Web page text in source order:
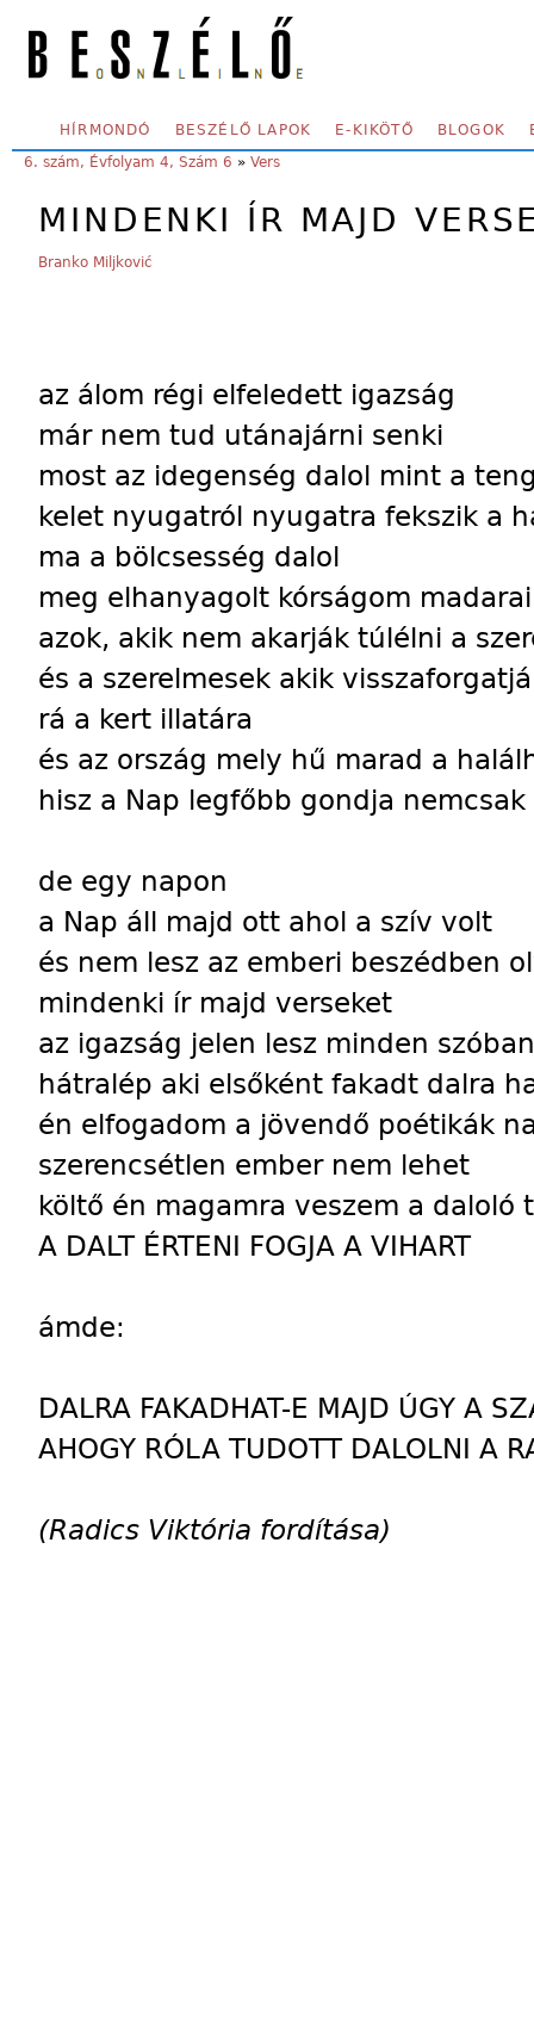
SECONDARY MENU
HÍRMONDÓ BESZÉLŐ LAPOK E-KIKÖTŐ BLOGOK
YOU ARE HERE:
6. szám, Évfolyam 4, Szám 6 » Vers
MINDENKI ÍR MAJD
Branko Miljković
az álom régi elfeledett igazság
már nem tud utánajárni senki
most az idegenség dalol mint a
kelet nyugatról nyugatra fekszik a
ma a bölcsesség dalol
meg elhanyagolt kórságom
azok, akik nem akarják túlélni a
és a szerelmesek akik
rá a kert illatára
és az ország mely hű marad a
hisz a Nap legfőbb gondja
de egy napon
a Nap áll majd ott ahol a szív volt
és nem lesz az emberi beszédben
mindenki ír majd verseket
az igazság jelen lesz minden
hátralép aki elsőként fakadt dalra
én elfogadom a jövendő poétikák
szerencsétlen ember nem lehet
költő én magamra veszem a daloló
A DALT ÉRTENI FOGJA A VIHART
ámde:
DALRA FAKADHAT-E MAJD ÚGY A
AHOGY RÓLA TUDOTT DALOLNI A
(Radics Viktória fordítása)